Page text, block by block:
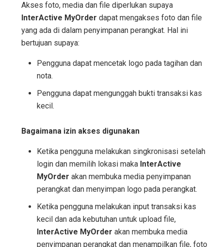
Akses foto, media dan file diperlukan supaya
InterActive MyOrder dapat mengakses foto dan file
yang ada di dalam penyimpanan perangkat. Hal ini
bertujuan supaya:
Pengguna dapat mencetak logo pada tagihan dan
nota.
Pengguna dapat mengunggah bukti transaksi kas
kecil.
Bagaimana izin akses digunakan
Ketika pengguna melakukan singkronisasi setelah
login dan memilih lokasi maka InterActive
MyOrder akan membuka media penyimpanan
perangkat dan menyimpan logo pada perangkat.
Ketika pengguna melakukan input transaksi kas
kecil dan ada kebutuhan untuk upload file,
InterActive MyOrder akan membuka media
penyimpanan perangkat dan menampilkan file, foto